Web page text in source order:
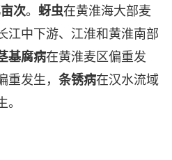
次。 蚜虫在黄淮海大部麦
江中下游、江淮和黄淮南部
基腐病在黄淮麦区偏重发
发生， 条锈病在汉水流域